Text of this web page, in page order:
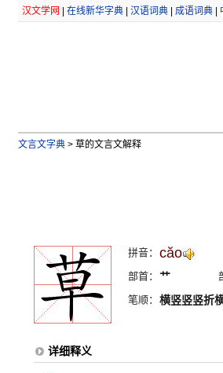
汉文学网 在线新华字典| 汉语词典| 成语词典|
文言文字典 >草的文言文解释
拼音： căo
部首： 艹
笔顺： 横竖竖竖折
详细释义